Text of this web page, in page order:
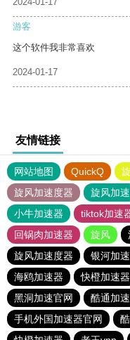
游客
这个软件我非常喜欢
2024-01-17
友情链接
网站地图 QuickQ
旋风加速度器
旋风加速
小牛加速器
tiktok加速
回锅肉加速器
旋风
旋风加速度器
银河加
海鸥加速器
快橙加速器
黑洞加速官网
酷通加
手机外国加速器官网